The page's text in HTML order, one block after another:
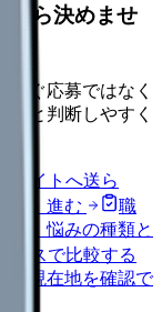
から決めませ
すぐ応募ではなく
ると判断しやすく
サイトへ送ら
。 進む
職
に、悩みの種類と
パスで比較する
の現在地を確認で